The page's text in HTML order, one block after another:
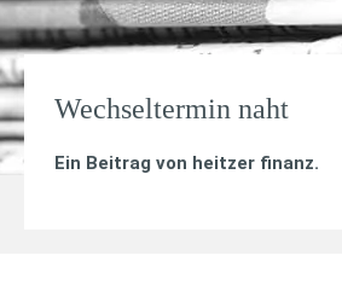
Wechseltermin naht
Ein Beitrag von heitzer finanz.